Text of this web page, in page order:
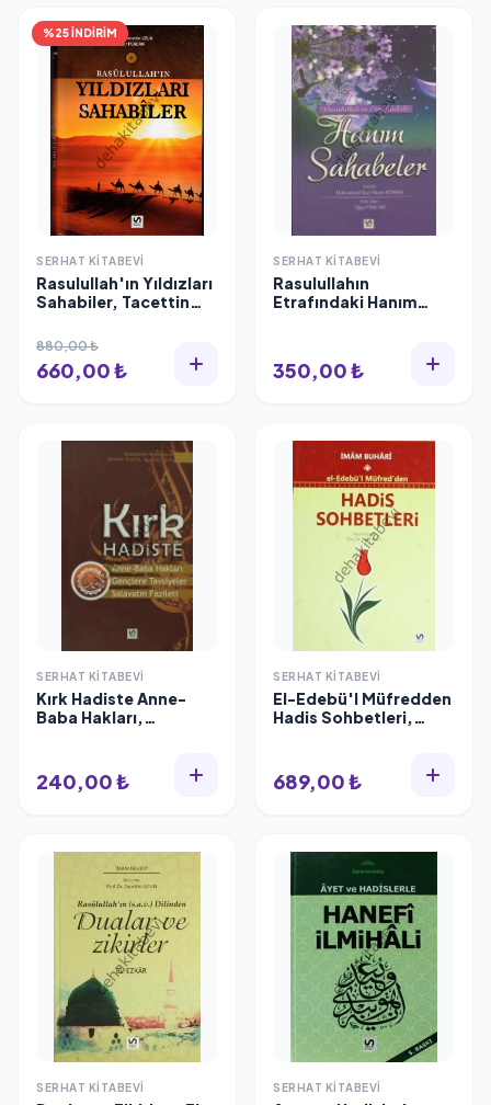
%25 İNDİRİM
SERHAT KITABEVI
Rasulullah'ın Yıldızları
Sahabiler, Tacettin
880,00 ₺
660,00 ₺
SERHAT KITABEVI
Rasulullahın
Etrafındaki Hanım
350,00 ₺
SERHAT KITABEVI
Kırk Hadiste Anne-
Baba Hakları,
Muhammed
Abdurrahim
240,00 ₺
SERHAT KITABEVI
El-Edebü'l Müfredden
Hadis Sohbetleri,
689,00 ₺
SERHAT KITABEVI SERHAT KITABEVI